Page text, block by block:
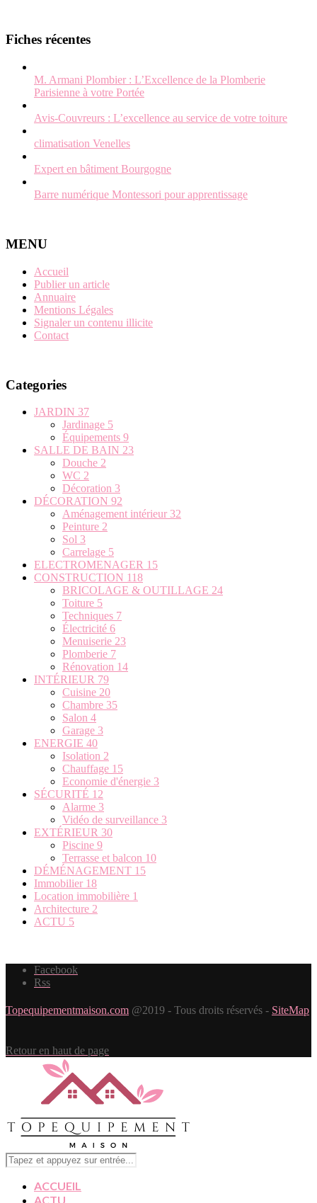
Fiches récentes
M. Armani Plombier : L’Excellence de la Plomberie
Parisienne à votre Portée
Avis-Couvreurs : L’excellence au service de votre toiture
climatisation Venelles
Expert en bâtiment Bourgogne
Barre numérique Montessori pour apprentissage
MENU
Accueil
Publier un article
Annuaire
Mentions Légales
Signaler un contenu illicite
Contact
Categories
JARDIN 37
Jardinage 5
Équipements 9
SALLE DE BAIN 23
Douche 2
WC 2
Décoration 3
DÉCORATION 92
Aménagement intérieur 32
Peinture 2
Sol 3
Carrelage 5
ELECTROMENAGER 15
CONSTRUCTION 118
BRICOLAGE & OUTILLAGE 24
Toiture 5
Techniques 7
Électricité 6
Menuiserie 23
Plomberie 7
Rénovation 14
INTÉRIEUR 79
Cuisine 20
Chambre 35
Salon 4
Garage 3
ENERGIE 40
Isolation 2
Chauffage 15
Economie d'énergie 3
SÉCURITÉ 12
Alarme 3
Vidéo de surveillance 3
EXTÉRIEUR 30
Piscine 9
Terrasse et balcon 10
DÉMÉNAGEMENT 15
Immobilier 18
Location immobilière 1
Architecture 2
ACTU 5
Facebook
Rss
Topequipementmaison.com @2019 - Tous droits réservés - SiteMap
Retour en haut de page
ACCUEIL
ACTU